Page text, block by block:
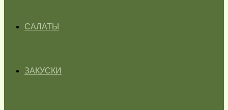
САЛАТЫ
ЗАКУСКИ